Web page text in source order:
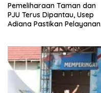
Pemeliharaan Taman dan
PJU Terus Dipantau, Usep
Adiana Pastikan Pelayanan